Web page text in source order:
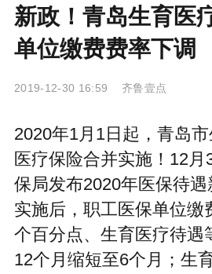
新政！青岛生育医
单位缴费费率下调
2019-12-30 16:59 齐鲁壹点
2020年1月1日起，青岛
医疗保险合并实施！12
保局发布2020年医保待
实施后，职工医保单位缴
个百分点、生育医疗待遇
12个月缩短至6个月；生